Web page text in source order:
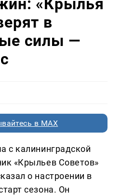
«Крылья
в
силы —
в MAX
с калининградской
«Крыльев Советов»
о настроении в
сезона. Он